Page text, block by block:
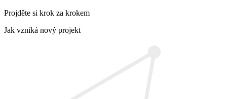
Projděte si krok za krokem
Jak vzniká nový projekt